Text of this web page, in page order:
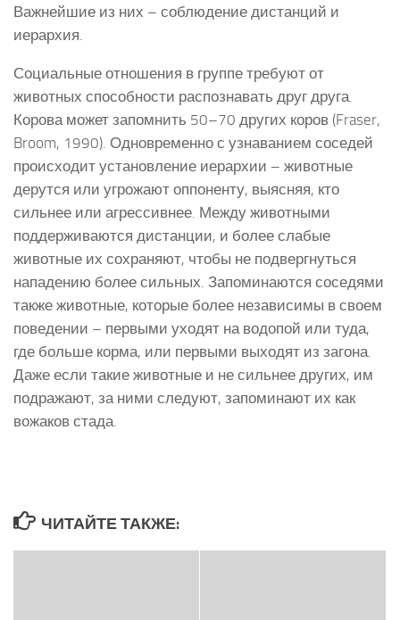
Важнейшие из них – соблюдение дистанций и
иерархия.
Социальные отношения в группе требуют от
животных способности распознавать друг друга.
Корова может запомнить 50–70 других коров (Fraser,
Broom, 1990). Одновременно с узнаванием соседей
происходит установление иерархии – животные
дерутся или угрожают оппоненту, выясняя, кто
сильнее или агрессивнее. Между животными
поддерживаются дистанции, и более слабые
животные их сохраняют, чтобы не подвергнуться
нападению более сильных. Запоминаются соседями
также животные, которые более независимы в своем
поведении – первыми уходят на водопой или туда,
где больше корма, или первыми выходят из загона.
Даже если такие животные и не сильнее других, им
подражают, за ними следуют, запоминают их как
вожаков стада.
ЧИТАЙТЕ ТАКЖЕ: